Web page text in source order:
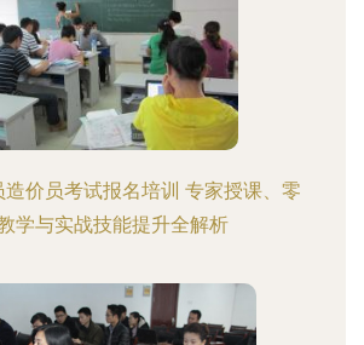
价员考试报名培训 专家授课、零
学与实战技能提升全解析